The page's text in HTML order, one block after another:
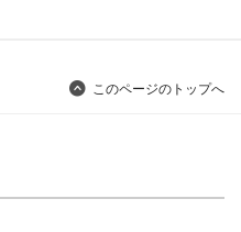
このページのトップへ